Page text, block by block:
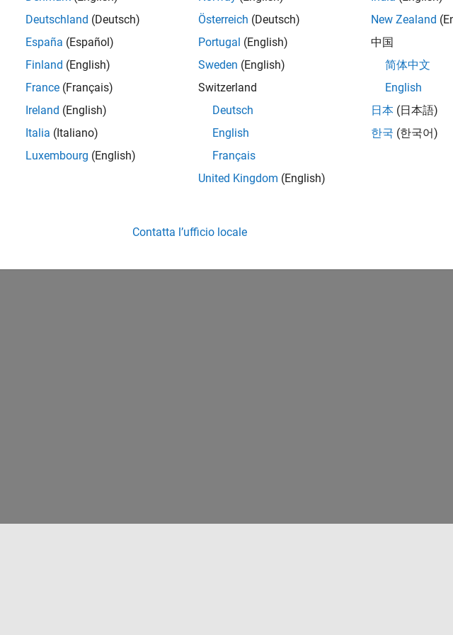
|Simulation with Device Driver Blocks|Sharing Device Driver Blocks with Other Users
Deutschland (Deutsch)
España (Español)
Finland (English)
France (Français)
Ireland (English)
Italia (Italiano)
Luxembourg (English)
Österreich (Deutsch)
Portugal (English)
Sweden (English)
Switzerland
Deutsch
English
Français
United Kingdom (English)
New Zealand
中国
简体中文
English
日本 (日本語)
한국 (한국어)
Contatta l’ufficio locale